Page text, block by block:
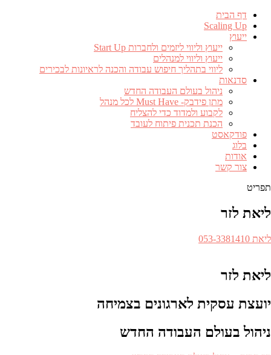
דף הבית
Scaling Up
ייעוץ
ייעוץ וליווי ליזמים ולחברות Start Up
ייעוץ וליווי למנהלים
ליווי בתהליך חיפוש עבודה והכנה לראיונות לבכירים
סדנאות
ניהול בעולם העבודה החדש
מתן פידבק- Must Have לכל מנהל
לקבוע ולמדוד כדי להצליח
הכנת תכנית פיתוח לעובד
פודקאסט
בלוג
אודות
צור קשר
תפריט
ליאת לזר
מספר
ליאת 053-3381410​
ליאת לזר
יועצת עסקית לארגונים בצמיחה
ניהול בעולם העבודה החדש